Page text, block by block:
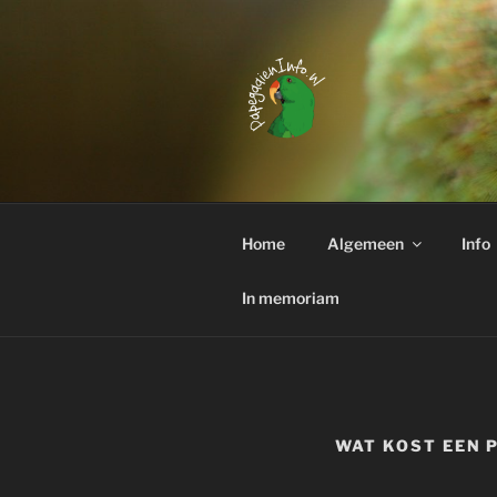
Interessante weetjes over het
Home Algemeen Info
In memoriam
WAT KOST EEN